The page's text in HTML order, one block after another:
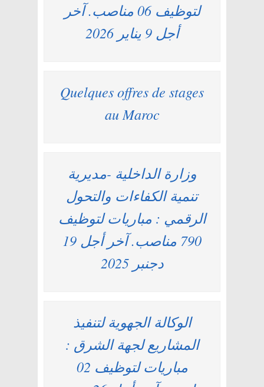
لتوظيف 06 مناصب. آخر
أجل 9 يناير 2026
Quelques offres de stages
au Maroc
وزارة الداخلية -مديرية
تنمية الكفاءات والتحول
الرقمي : مباريات لتوظيف
790 مناصب. آخر أجل 19
دجنبر 2025
الوكالة الجهوية لتنفيذ
المشاريع لجهة الشرق :
مباريات لتوظيف 02